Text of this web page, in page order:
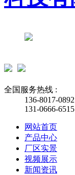
全国服务热线 :
136-8017-0892
131-0666-6515
网站首页
产品中心
厂区实景
视频展示
新闻资讯